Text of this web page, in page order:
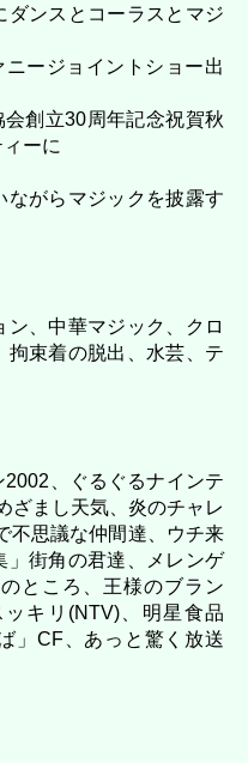
ダンスとコーラスとマジ
ージョイントショー出
創立30周年記念祝賀秋
ーに
ながらマジックを披露す
、中華マジック、クロ
拘束着の脱出、水芸、テ
、ぐるぐるナインテ
ざまし天気、炎のチャレ
不思議な仲間達、ウチ来
」街角の君達、メレンゲ
ところ、王様のブラン
キリ(NTV)、明星食品
」CF、あっと驚く放送